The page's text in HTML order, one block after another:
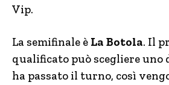
Vip.
La semifinale è La Botola. Il
qualificato può scegliere uno
ha passato il turno, così